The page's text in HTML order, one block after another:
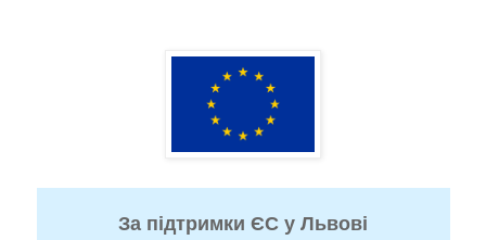
За підтримки ЄС у Львові